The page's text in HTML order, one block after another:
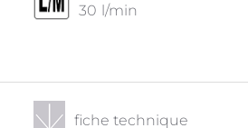
30 l/min
fiche technique